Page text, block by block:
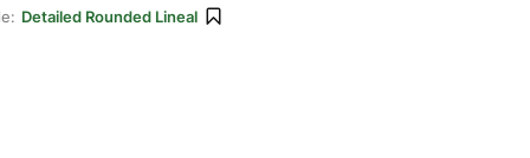
Detailed Rounded Lineal